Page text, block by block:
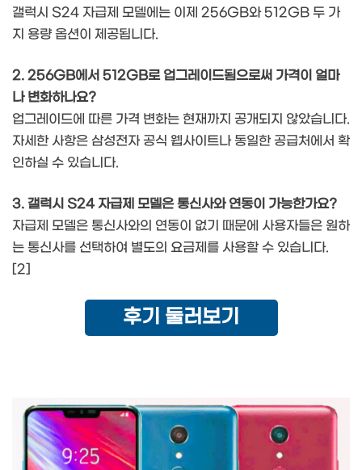
갤럭시 S24 자급제 모델에는 이제 256GB와 512GB 두 가
지 용량 옵션이 제공됩니다.
2. 256GB에서 512GB로 업그레이드됨으로써 가격이 얼마
나 변화하나요?
업그레이드에 따른 가격 변화는 현재까지 공개되지 않았습니다.
자세한 사항은 삼성전자 공식 웹사이트나 동일한 공급처에서 확
인하실 수 있습니다.
3. 갤럭시 S24 자급제 모델은 통신사와 연동이 가능한가요?
자급제 모델은 통신사와의 연동이 없기 때문에 사용자들은 원하
는 통신사를 선택하여 별도의 요금제를 사용할 수 있습니다.
[2]
후기 둘러보기